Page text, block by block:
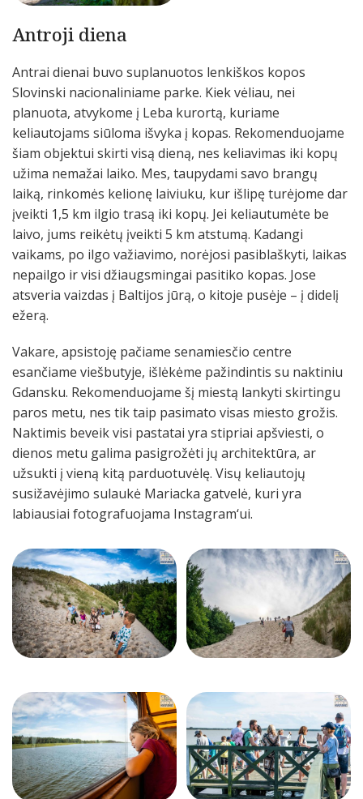
Antroji diena
Antrai dienai buvo suplanuotos lenkiškos kopos
Slovinski nacionaliniame parke. Kiek vėliau, nei
planuota, atvykome į Leba kurortą, kuriame
keliautojams siūloma išvyka į kopas. Rekomenduojame
šiam objektui skirti visą dieną, nes keliavimas iki kopų
užima nemažai laiko. Mes, taupydami savo brangų
laiką, rinkomės kelionę laiviuku, kur išlipę turėjome dar
įveikti 1,5 km ilgio trasą iki kopų. Jei keliautumėte be
laivo, jums reikėtų įveikti 5 km atstumą. Kadangi
vaikams, po ilgo važiavimo, norėjosi pasiblaškyti, laikas
nepailgo ir visi džiaugsmingai pasitiko kopas. Jose
atsveria vaizdas į Baltijos jūrą, o kitoje pusėje – į didelį
ežerą.
Vakare, apsistoję pačiame senamiesčio centre
esančiame viešbutyje, išlėkėme pažindintis su naktiniu
Gdansku. Rekomenduojame šį miestą lankyti skirtingu
paros metu, nes tik taip pasimato visas miesto grožis.
Naktimis beveik visi pastatai yra stipriai apšviesti, o
dienos metu galima pasigrožėti jų architektūra, ar
užsukti į vieną kitą parduotuvėlę. Visų keliautojų
susižavėjimo sulaukė Mariacka gatvelė, kuri yra
labiausiai fotografuojama Instagram‘ui.